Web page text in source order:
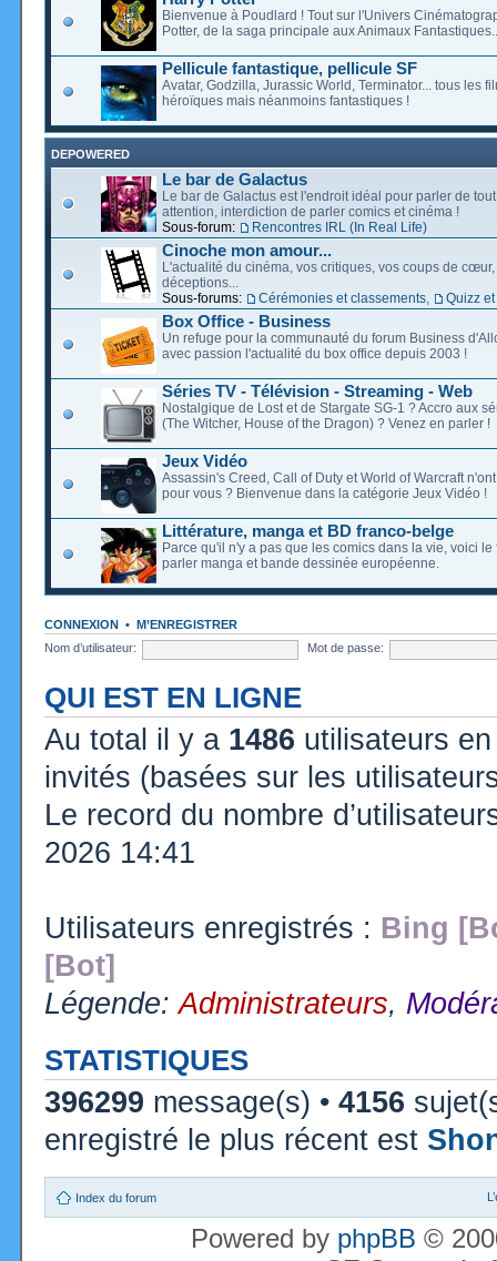
Bienvenue à Poudlard ! Tout sur l'Univers
Potter, de la saga principale aux Animaux
Pellicule fantastique, pellicule SF
Avatar, Godzilla, Jurassic World, Terminator... tous les
héroïques mais néanmoins fantastiques !
DEPOWERED
Le bar de Galactus
Le bar de Galactus est l'endroit idéal pour parler de
attention, interdiction de parler comics et cinéma !
Sous-forum:
Rencontres IRL (In Real Life)
Cinoche mon amour...
L'actualité du cinéma, vos critiques, vos coups de cœur,
déceptions...
Sous-forums:
Cérémonies et classements Quizz
Box Office - Business
Un refuge pour la communauté du forum Business
avec passion l'actualité du box office depuis 2003 !
Séries TV - Télévision - Streaming - Web
Nostalgique de Lost et de Stargate SG-1 ? Accro aux
(The Witcher, House of the Dragon) ? Venez en parler !
Jeux Vidéo
Assassin's Creed, Call of Duty et World of Warcraft
pour vous ? Bienvenue dans la catégorie Jeux Vidéo !
Littérature, manga et BD franco-belge
Parce qu'il n'y a pas que les comics dans la vie, voici le
parler manga et bande dessinée européenne.
CONNEXION • M’ENREGISTRER
Nom d’utilisateur:
Mot de passe:
QUI EST EN LIGNE
Au total il y a 1486 utilisateurs
invités (basées sur les
Le record du nombre
2026 14:41
Utilisateurs enregistrés : Bing
[Bot]
Légende:Administrateurs,
STATISTIQUES
396299 message(s) • 4156
enregistré le plus récent est
Index du forum
Powered by phpBB ©